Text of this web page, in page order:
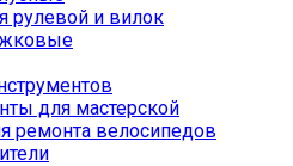
рулевой и вилок
для мастерской
ремонта велосипедов